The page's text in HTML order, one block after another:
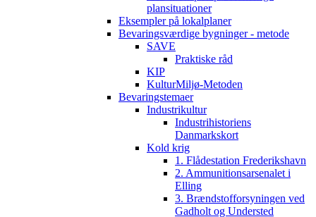
plansituationer
Eksempler på lokalplaner
Bevaringsværdige bygninger - metode
SAVE
Praktiske råd
KIP
KulturMiljø-Metoden
Bevaringstemaer
Industrikultur
Industrihistoriens
Danmarkskort
Kold krig
1. Flådestation Frederikshavn
2. Ammunitionsarsenalet i
Elling
3. Brændstofforsyningen ved
Gadholt og Understed